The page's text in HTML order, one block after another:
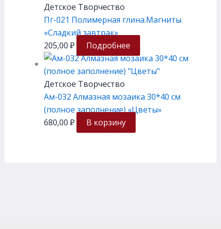
Детское Творчество
Пг-021 Полимерная глина.Магниты
«Сладкий завтрак»
205,00 ₽ Подробнее
Детское Творчество
Ам-032 Алмазная мозаика 30*40 см
(полное заполнение) «Цветы»
680,00 ₽ В корзину